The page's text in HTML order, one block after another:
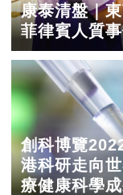
康泰清盤｜
菲律賓人質
創科博覽
港科研走向
療健康科學